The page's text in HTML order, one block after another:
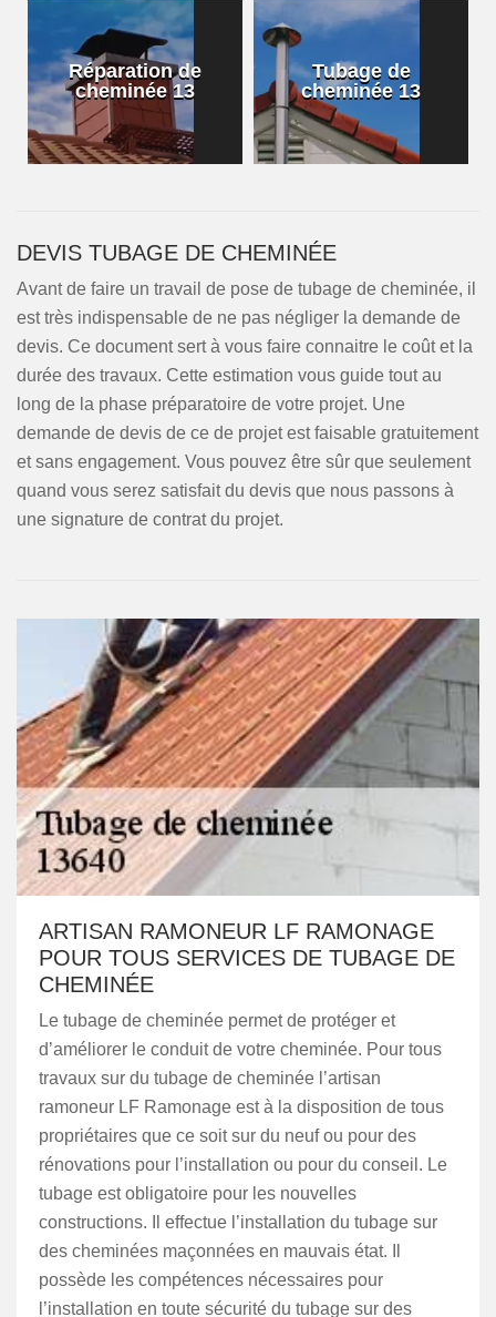
Réparation de
cheminée 13
Tubage de
cheminée 13
DEVIS TUBAGE DE CHEMINÉE
Avant de faire un travail de pose de tubage de cheminée, il
est très indispensable de ne pas négliger la demande de
devis. Ce document sert à vous faire connaitre le coût et la
durée des travaux. Cette estimation vous guide tout au
long de la phase préparatoire de votre projet. Une
demande de devis de ce de projet est faisable gratuitement
et sans engagement. Vous pouvez être sûr que seulement
quand vous serez satisfait du devis que nous passons à
une signature de contrat du projet.
ARTISAN RAMONEUR LF RAMONAGE
POUR TOUS SERVICES DE TUBAGE DE
CHEMINÉE
Le tubage de cheminée permet de protéger et
d’améliorer le conduit de votre cheminée. Pour tous
travaux sur du tubage de cheminée l’artisan
ramoneur LF Ramonage est à la disposition de tous
propriétaires que ce soit sur du neuf ou pour des
rénovations pour l’installation ou pour du conseil. Le
tubage est obligatoire pour les nouvelles
constructions. Il effectue l’installation du tubage sur
des cheminées maçonnées en mauvais état. Il
possède les compétences nécessaires pour
l’installation en toute sécurité du tubage sur des